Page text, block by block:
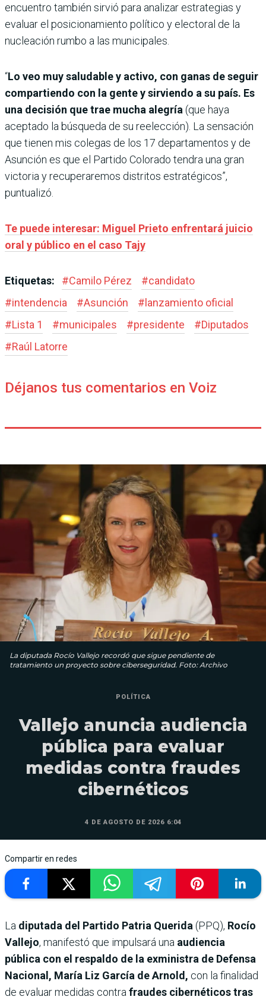
encuentro también sirvió para analizar estrategias y
evaluar el posicionamiento político y electoral de la
nucleación rumbo a las municipales.
“Lo veo muy saludable y activo, con ganas de seguir
compartiendo con la gente y sirviendo a su país. Es
una decisión que trae mucha alegría (que haya
aceptado la búsqueda de su reelección). La sensación
que tienen mis colegas de los 17 departamentos y de
Asunción es que el Partido Colorado tendra una gran
victoria y recuperaremos distritos estratégicos”,
puntualizó.
Te puede interesar: Miguel Prieto enfrentará juicio
oral y público en el caso Tajy
Etiquetas: #Camilo Pérez #candidato
#intendencia #Asunción #lanzamiento oficial
#Lista 1 #municipales #presidente #Diputados
#Raúl Latorre
Déjanos tus comentarios en Voiz
La diputada Rocío Vallejo recordó que sigue pendiente de
tratamiento un proyecto sobre ciberseguridad. Foto: Archivo
POLÍTICA
Vallejo anuncia audiencia
pública para evaluar
medidas contra fraudes
cibernéticos
4 DE AGOSTO DE 2026 6:04
Compartir en redes
La diputada del Partido Patria Querida(PPQ), Rocío
Vallejo, manifestó que impulsará una audiencia
pública con el respaldo de la exministra de Defensa
Nacional, María Liz García de Arnold, con la finalidad
de evaluar medidas contrafraudes cibernéticos tras